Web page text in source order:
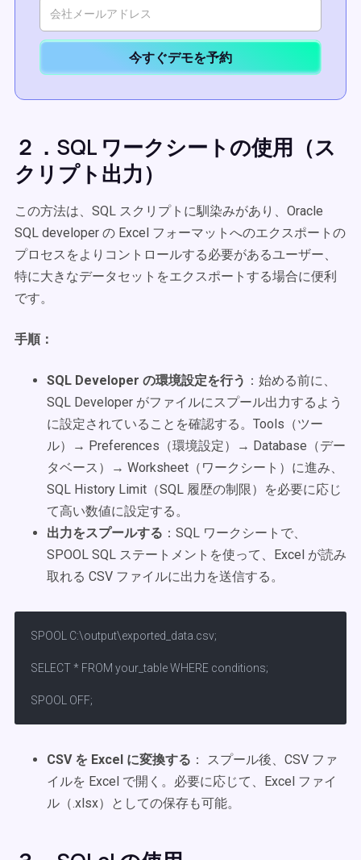
今すぐデモを予約
２．SQL ワークシートの使用（ス
クリプト出力）
この方法は、SQL スクリプトに馴染みがあり、Oracle
SQL developer の Excel フォーマットへのエクスポートの
プロセスをよりコントロールする必要があるユーザー、
特に大きなデータセットをエクスポートする場合に便利
です。
手順：
SQL Developer の環境設定を行う ：始める前に、
SQL Developer がファイルにスプール出力するよう
に設定されていることを確認する。Tools（ツー
ル）→ Preferences（環境設定）→ Database（デー
タベース）→ Worksheet（ワークシート）に進み、
SQL History Limit（SQL 履歴の制限）を必要に応じ
て高い数値に設定する。
出力をスプールする ：SQL ワークシートで、
SPOOL SQL ステートメントを使って、Excel が読み
取れる CSV ファイルに出力を送信する。
SPOOL C:\output\exported_data.csv;
SELECT * FROM your_table WHERE conditions;
SPOOL OFF;
CSV を Excel に変換する ： スプール後、CSV ファ
イルを Excel で開く。必要に応じて、Excel ファイ
ル（.xlsx）としての保存も可能。